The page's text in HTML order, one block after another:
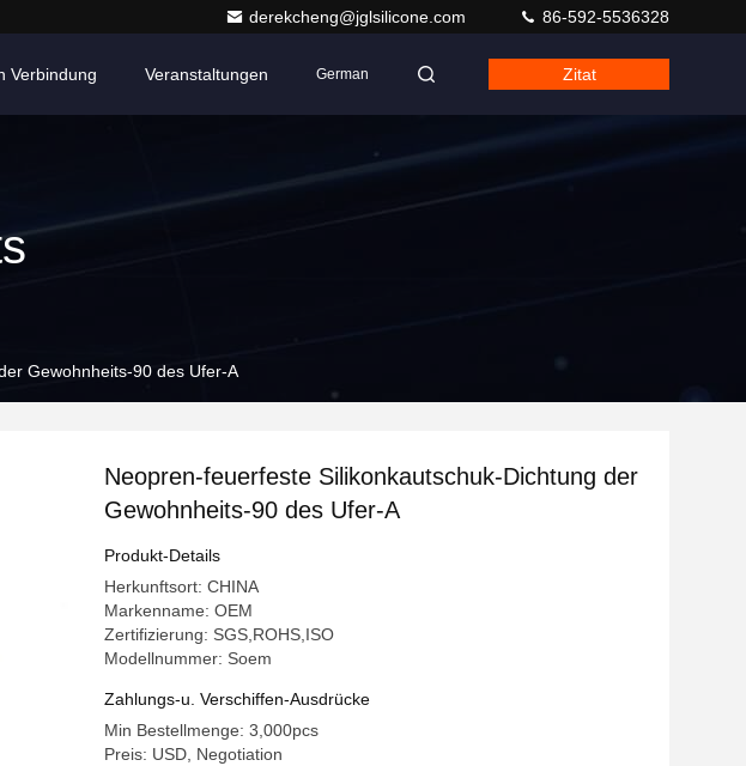
derekcheng@jglsilicone.com 86-592-5536328
Verbindung Veranstaltungen German Zitat
Gewohnheits-90 des Ufer-A
Neopren-feuerfeste Silikonkautschuk-Dichtung der
Gewohnheits-90 des Ufer-A
Produkt-Details
Herkunftsort: CHINA
Markenname: OEM
Zertifizierung: SGS,ROHS,ISO
Modellnummer: Soem
Zahlungs-u. Verschiffen-Ausdrücke
Min Bestellmenge: 3,000pcs
Preis: USD, Negotiation